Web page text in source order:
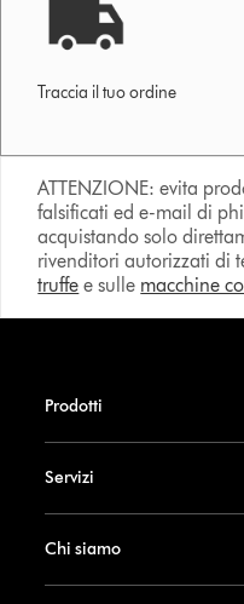
Traccia il tuo ordine
ATTENZIONE: evita
falsificati ed e-mail di
acquistando solo
rivenditori autorizzati di
truffe e sulle macchine
Prodotti
Servizi
Chi siamo